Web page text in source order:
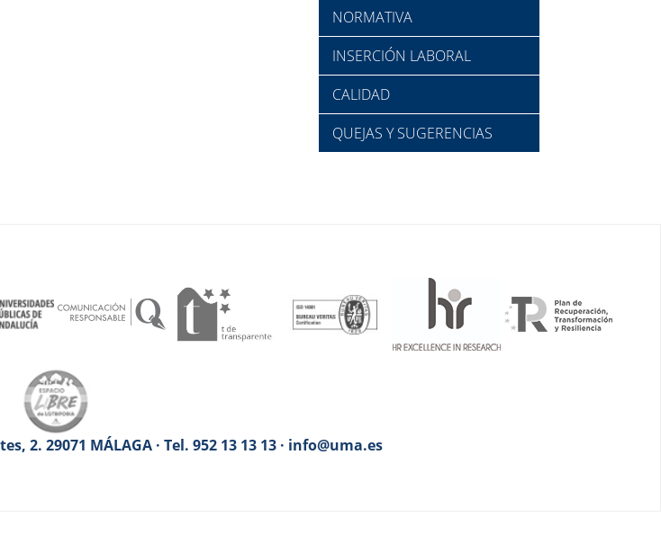
NORMATIVA
INSERCIÓN LABORAL
CALIDAD
QUEJAS Y SUGERENCIAS
2. 29071 MÁLAGA · Tel. 952 13 13 13 · info@uma.es